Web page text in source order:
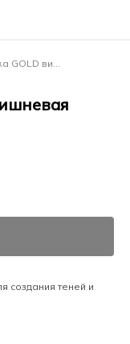
MONTANA Краска GOLD вишневая полупрозрачная 0,4л
создания теней и